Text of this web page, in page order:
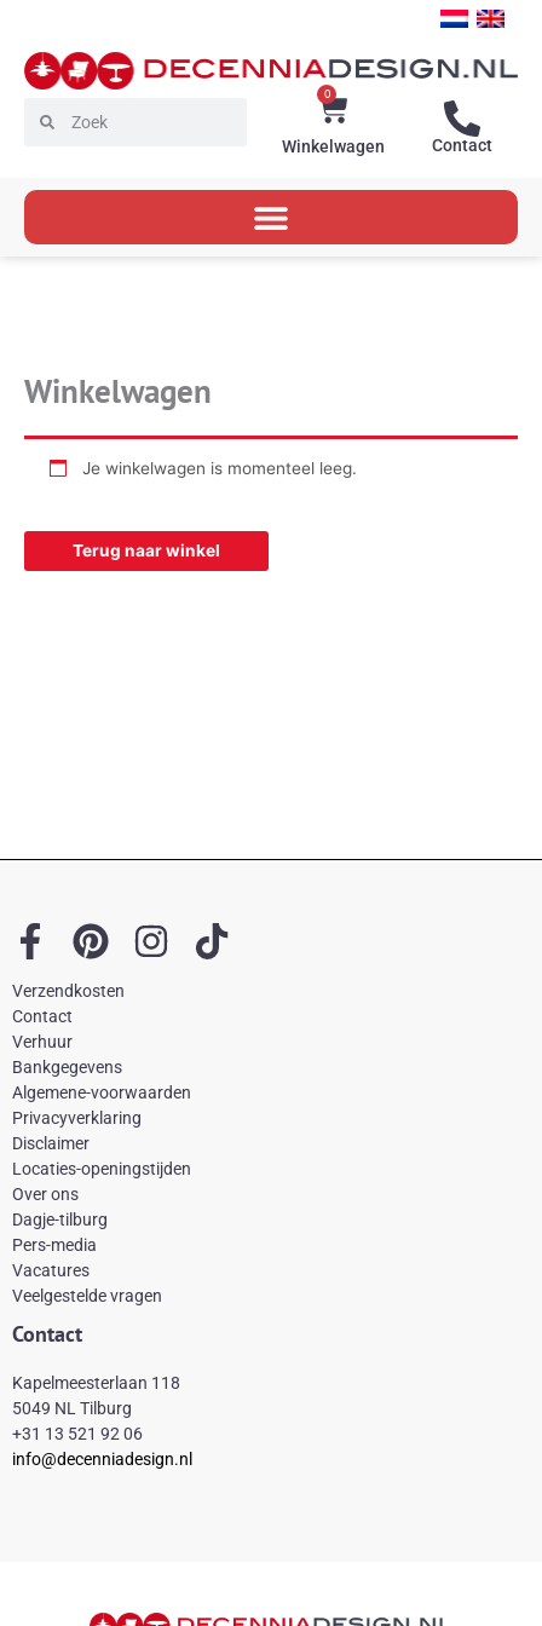
inhoud
0
Winkelwagen
Winkelwagen Contact
Winkelwagen
Je winkelwagen is momenteel leeg.
Terug naar winkel
F
a
c
e
b
o
o
k
-
f
P
i
e
r
e
t
I
a
r
T
Verzendkosten
Contact
Verhuur
Bankgegevens
Algemene-voorwaarden
Privacyverklaring
Disclaimer
Locaties-openingstijden
Over ons
Dagje-tilburg
Pers-media
Vacatures
Veelgestelde vragen
Contact
Kapelmeesterlaan 118
5049 NL Tilburg
+31 13 521 92 06
info@decenniadesign.nl